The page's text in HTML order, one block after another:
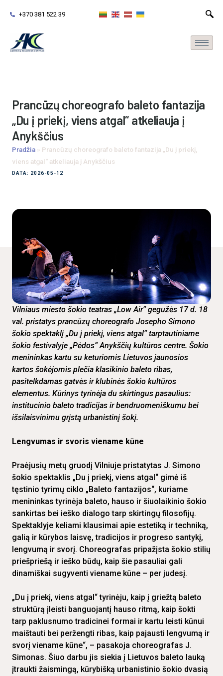
+370 381 522 39
Prancūzų choreografo baleto fantazija
„Du į priekį, viens atgal“ atkeliauja į
Anykščius
Pradžia » Prancūzų choreografo baleto fantazija „Du į priekį,
viens atgal“ atkeliauja į Anykščius
DATA: 2026-05-12
Vilniaus miesto šokio teatras „Low Air“ gegužės 17 d. 18
val. pristatys prancūzų choreografo Josepho Simono
šokio spektaklį „Du į priekį, viens atgal“ tarptautiniame
šokio festivalyje „Pėdos“ Anykščių kultūros centre. Šokio
menininkas kartu su keturiomis Lietuvos jaunosios
kartos šokėjomis plečia klasikinio baleto ribas,
pasitelkdamas gatvės ir klubinės šokio kultūros
elementus. Kūrinys tyrinėja du skirtingus pasaulius:
institucinio baleto tradicijas ir bendruomeniškumu bei
išsilaisvinimu grįstą urbanistinį šokį.
Lengvumas ir svoris viename kūne
Praėjusių metų gruodį Vilniuje pristatytas J. Simono
šokio spektaklis „Du į priekį, viens atgal“ gimė iš
tęstinio tyrimų ciklo „Baleto fantazijos“, kuriame
menininkas tyrinėja baleto, hauso ir šiuolaikinio šokio
sankirtas bei ieško dialogo tarp skirtingų filosofijų.
Spektaklyje keliami klausimai apie estetiką ir techniką,
galią ir kūrybos laisvę, tradicijos ir progreso santykį,
lengvumą ir svorį. Choreografas pripažįsta šokio stilių
priešpriešą ir ieško būdų, kaip šie pasauliai gali
dinamiškai sugyventi viename kūne – per judesį.
„Du į priekį, viens atgal“ tyrinėju, kaip į griežtą baleto
struktūrą įleisti banguojantį hauso ritmą, kaip šokti
tarp paklusnumo tradicinei formai ir kartu leisti kūnui
maištauti bei peržengti ribas, kaip pajausti lengvumą ir
svorį viename kūne“, – pasakoja choreografas J.
Simonas. Šiuo darbu jis siekia į Lietuvos baleto lauką
įtraukti žaismingą, kūrybišką urbanistinio šokio dvasią